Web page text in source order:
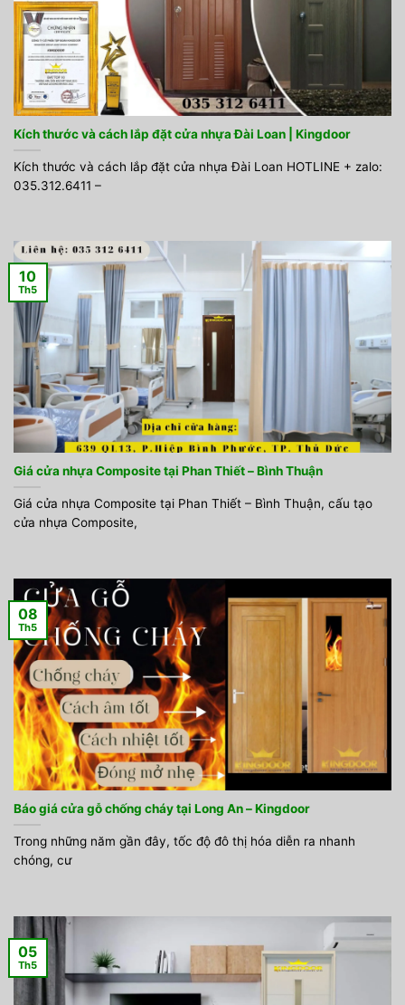
Kích thước và cách lắp đặt cửa nhựa Đài Loan | Kingdoor
Kích thước và cách lắp đặt cửa nhựa Đài Loan HOTLINE + zalo:
035.312.6411 –
Giá cửa nhựa Composite tại Phan Thiết – Bình Thuận
Giá cửa nhựa Composite tại Phan Thiết – Bình Thuận, cấu tạo
cửa nhựa Composite,
10
Th5
Báo giá cửa gỗ chống cháy tại Long An – Kingdoor
Trong những năm gần đây, tốc độ đô thị hóa diễn ra nhanh
chóng, cư
08
Th5
05
Th5